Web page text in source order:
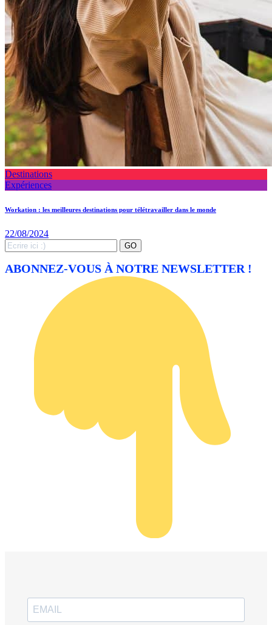
Destinations
Expériences
Workation : les meilleures destinations pour télétravailler dans le monde
22/08/2024
Search
for:
GO
ABONNEZ-VOUS À NOTRE NEWSLETTER !